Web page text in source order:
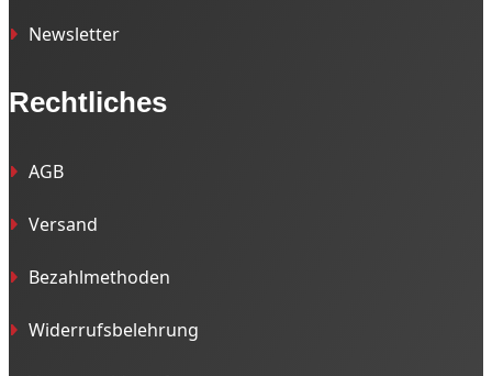
Newsletter
Rechtliches
AGB
Versand
Bezahlmethoden
Widerrufsbelehrung